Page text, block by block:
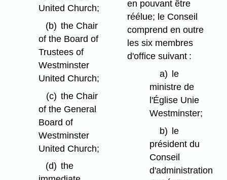
United Church;
(b) the Chair
of the Board of
Trustees of
Westminster
United Church;
(c) the Chair
of the General
Board of
Westminster
United Church;
(d) the
en pouvant être
réélue; le Conseil
comprend en outre
les six membres
d'office suivant :
a)
le
ministre de
l'Église Unie
Westminster;
b) le
président du
Conseil
d'administration